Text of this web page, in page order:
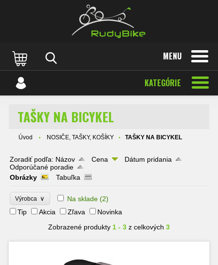
MENU
KATEGÓRIE
TAŠKY NA BICYKEL
Úvod NOSIČE, TAŠKY, KOŠÍKY TAŠKY NA BICYKEL
Zoradiť podľa: Názov Cena
Dátum pridania
Odporúčané poradie
Obrázky
Tabuľka
Výrobca ∨ Na sklade (2)
Tip
Akcia Zľava
Novinka
Zobrazené produkty 1 - 3 z celkových 3